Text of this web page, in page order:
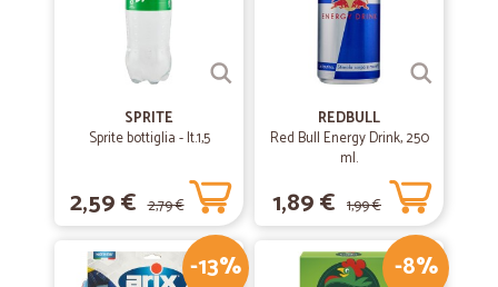
SPRITE
Sprite bottiglia - lt.1,5
2,59 € 2,79 €
REDBULL
Red Bull Energy Drink, 250
ml.
1,89 € 1,99 €
-13% -8%